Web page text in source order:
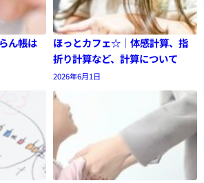
ん帳は
ほっとカフェ☆｜体感計算、指
折り計算など、計算について
2026年6月1日